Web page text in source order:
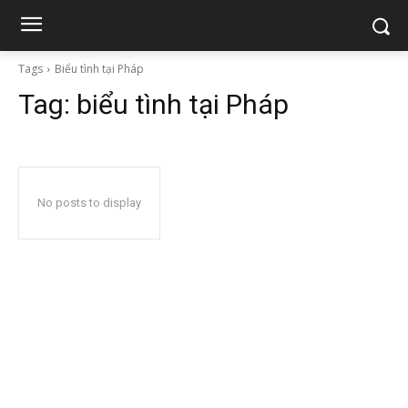
Tags Biểu tình tại Pháp
Tag: biểu tình tại Pháp
No posts to display